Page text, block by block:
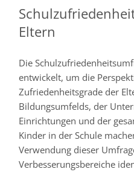
Eltern
Die
entwickelt, um die
Zufriedenheitsgrade der
Bildungsumfelds, der
Einrichtungen und der
Kinder in der Schule
Verwendung dieser
Verbesserungsbereiche